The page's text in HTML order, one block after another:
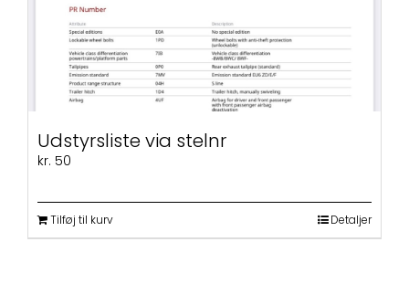
varesiden
Udstyrsliste via stelnr
kr. 50
Tilføj til kurv Detaljer